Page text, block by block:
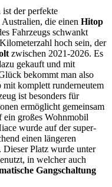
ist der perfekte
Australien, die einen Hitop
Fahrzeugs schwankt
hoch sein, der
zwischen 2021-2026. Es
gekauft und mit
bekommt man also
komplett runderneutem
ist besonders für
ermöglicht gemeinsam
ein großes Wohnmobil
wurde auf der super-
einen längeren
Dieser Platz wurde unter
in welcher auch
Gangschaltung